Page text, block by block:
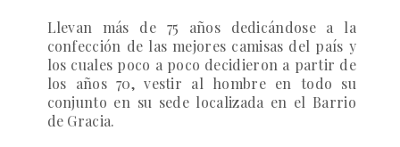
Llevan más de 75 años dedicándose a la
confección de las mejores camisas del país y
los cuales poco a poco decidieron a partir de
los años 70, vestir al hombre en todo su
conjunto en su sede localizada en el Barrio
de Gracia.